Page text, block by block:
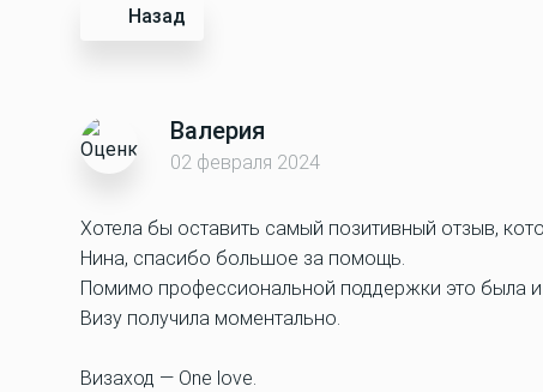
Назад
Валерия
02 февраля 2024
Хотела бы оставить самый позитивный отзыв,
Нина, спасибо большое за помощь.
Помимо профессиональной поддержки это была
Визу получила моментально.
Визаход — One love.